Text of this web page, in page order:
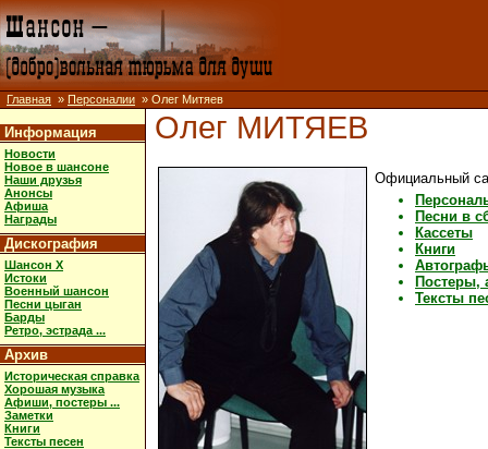
Главная » Персоналии » Олег Митяев
Информация
Новости
Новое в шансоне
Наши друзья
Анонсы
Афиша
Награды
Дискография
Шансон X
Истоки
Военный шансон
Песни цыган
Барды
Ретро, эстрада ...
Архив
Историческая справка
Хорошая музыка
Афиши, постеры ...
Заметки
Книги
Тексты песен
Олег МИТЯЕВ
Официальный
Песни в
Кассеты
Книги
Постеры,
Тексты